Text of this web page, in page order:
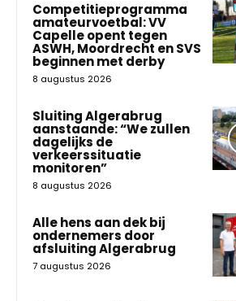
Competitieprogramma
amateurvoetbal: VV
Capelle opent tegen
ASWH, Moordrecht en SVS
beginnen met derby
8 augustus 2026
Sluiting Algerabrug
aanstaande: “We zullen
dagelijks de
verkeerssituatie
monitoren”
8 augustus 2026
Alle hens aan dek bij
ondernemers door
afsluiting Algerabrug
7 augustus 2026